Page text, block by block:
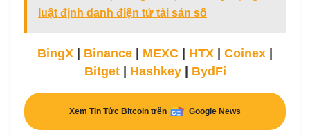
luật định danh điện tử tài sản số
BingX Binance MEXC HTX Coinex
Bitget| Hashkey| BydFi
Xem Tin Tức Bitcoin trên Google News